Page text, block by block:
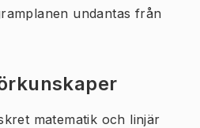
undantas från
matematik och linjär